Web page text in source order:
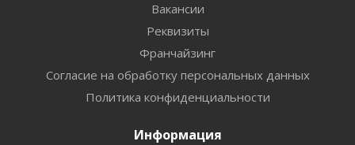
Вакансии
Реквизиты
Франчайзинг
Согласие на обработку персональных данных
Политика конфиденциальности
Информация